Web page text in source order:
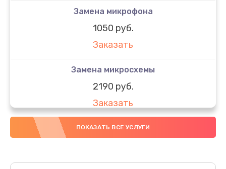
Замена микрофона
1050 руб.
Заказать
Замена микросхемы
2190 руб.
Заказать
Замена передней камеры
Заказать
ПОКАЗАТЬ ВСЕ УСЛУГИ